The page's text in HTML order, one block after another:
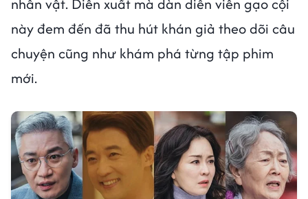
này đem đến đã thu hút khán giả theo dõi câu
chuyện cũng như khám phá từng tập phim
mới.